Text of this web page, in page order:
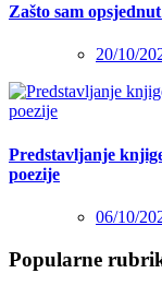
Zašto sam
20/10/
Predstavljanje
poezije
06/10/
Popularne